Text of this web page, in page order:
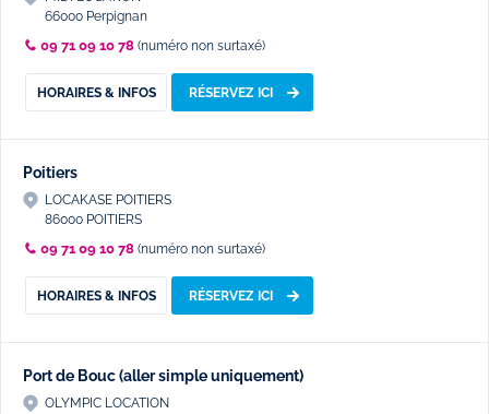
66000 Perpignan
09 71 09 10 78 (numéro non surtaxé)
HORAIRES & INFOS RÉSERVEZ ICI
Poitiers
LOCAKASE POITIERS
86000 POITIERS
09 71 09 10 78 (numéro non surtaxé)
HORAIRES & INFOS RÉSERVEZ ICI
Port de Bouc (aller simple uniquement)
OLYMPIC LOCATION